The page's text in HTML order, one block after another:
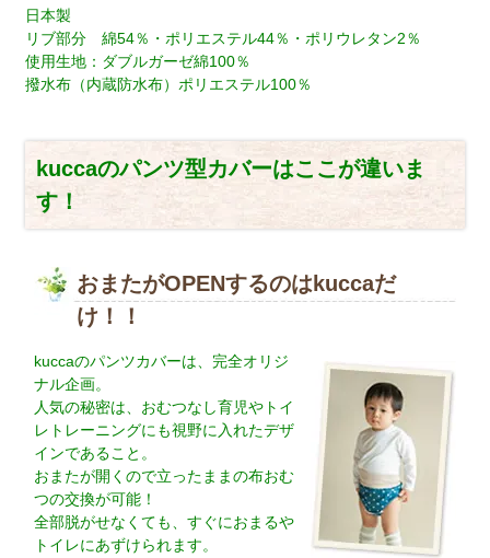
日本製
リブ部分 綿54％・ポリエステル44％・ポリウレタン2％
使用生地：ダブルガーゼ綿100％
撥水布（内蔵防水布）ポリエステル100％
kuccaのパンツ型カバーはここが違いま
す！
おまたがOPENするのはkuccaだ
け！！
kuccaのパンツカバーは、完全オリジ
ナル企画。
人気の秘密は、おむつなし育児やトイ
レトレーニングにも視野に入れたデザ
インであること。
おまたが開くので立ったままの布おむ
つの交換が可能！
全部脱がせなくても、すぐにおまるや
トイレにあずけられます。